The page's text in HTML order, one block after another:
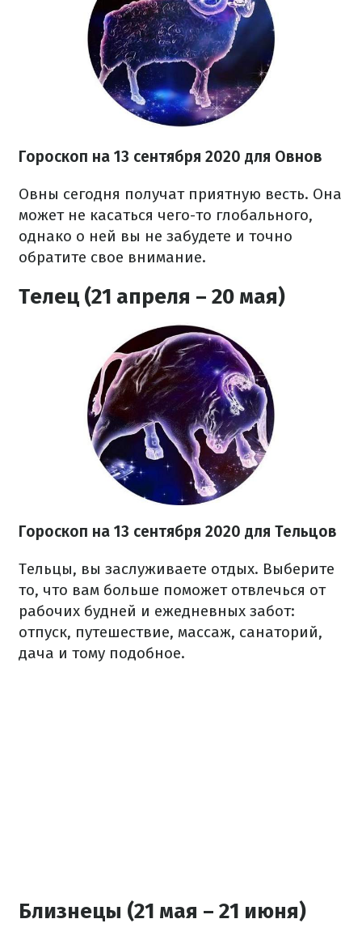
Гороскоп на 13 сентября 2020 для Овнов
Овны сегодня получат приятную весть. Она
может не касаться чего-то глобального,
однако о ней вы не забудете и точно
обратите свое внимание.
Телец (21 апреля – 20 мая)
Гороскоп на 13 сентября 2020 для Тельцов
Тельцы, вы заслуживаете отдых. Выберите
то, что вам больше поможет отвлечься от
рабочих будней и ежедневных забот:
отпуск, путешествие, массаж, санаторий,
дача и тому подобное.
Близнецы (21 мая – 21 июня)